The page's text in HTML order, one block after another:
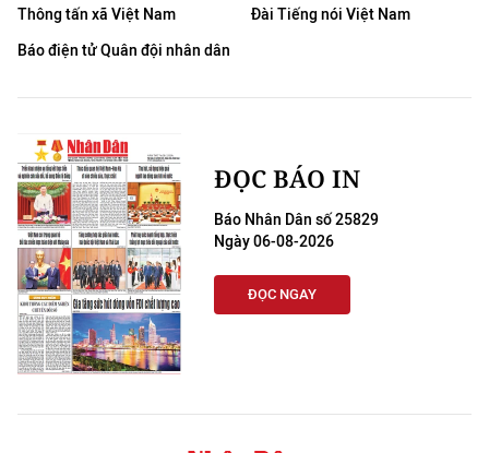
Thông tấn xã Việt Nam
Đài Tiếng nói Việt Nam
Báo điện tử Quân đội nhân dân
ĐỌC BÁO IN
Báo Nhân Dân số 25829
Ngày 06-08-2026
ĐỌC NGAY